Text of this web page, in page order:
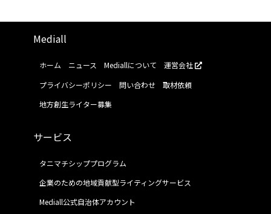
Mediall
ホーム ニュース Mediallについて
運営会社
プライバシーポリシー
問い合わせ
取材依頼
地方創生ライター募集
サービス
タニマチシッププログラム
企業のための地域貢献型ライティングサービス
Mediall公式自治体アカウント